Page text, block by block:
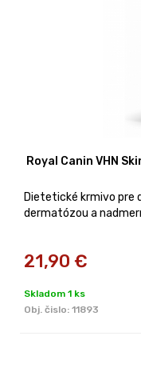
Royal Canin VHN
Dietetické krmivo pre
dermatózou a
21,90 €
Skladom 1 ks
Obj. čislo: 11893